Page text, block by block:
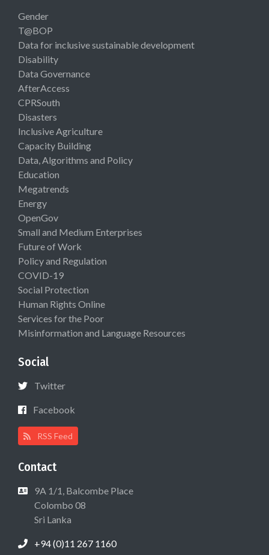
Gender
T@BOP
Data for inclusive sustainable development
Disability
Data Governance
AfterAccess
CPRSouth
Disasters
Inclusive Agriculture
Capacity Building
Data, Algorithms and Policy
Education
Megatrends
Energy
OpenGov
Small and Medium Enterprises
Future of Work
Policy and Regulation
COVID-19
Social Protection
Human Rights Online
Services for the Poor
Misinformation and Language Resources
Social
Twitter
Facebook
RSS Feed
Contact
9A 1/1, Balcombe Place
Colombo 08
Sri Lanka
+94 (0)11 267 1160